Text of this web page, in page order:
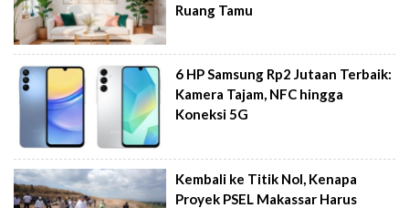
Ruang Tamu
6 HP Samsung Rp2 Jutaan Terbaik:
Kamera Tajam, NFC hingga
Koneksi 5G
Kembali ke Titik Nol, Kenapa
Proyek PSEL Makassar Harus